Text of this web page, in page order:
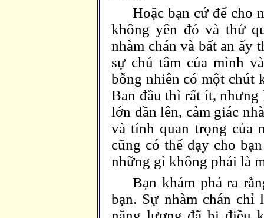
Hoặc bạn cứ để cho
không yên đó và thử
nhàm chán và bất an ấy
sự chú tâm của mình
bỗng nhiên có một chút
Ban đầu thì rất ít,
lớn dần lên, cảm giác
và tính quan trọng của
cũng có thể dạy cho
những gì không phải là
Bạn khám phá ra
bạn. Sự nhàm chán chỉ